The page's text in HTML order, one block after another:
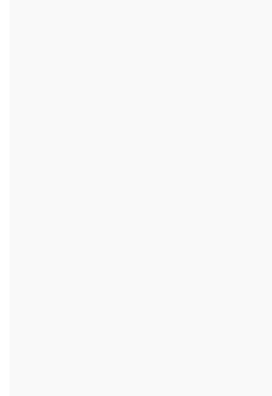
Non si può negare, quindi,
uno spiccato revivalismo,
campo ben chiara, un
dalla copertina. La grafica,
troppo evidente quella di
Division. Cambia soltanto
serie di uomini che
proprio tavolo.
messaggio contenuto nei
che sanno di malinconia e
Chi naviga da queste parti,
Per chi invece non mastica